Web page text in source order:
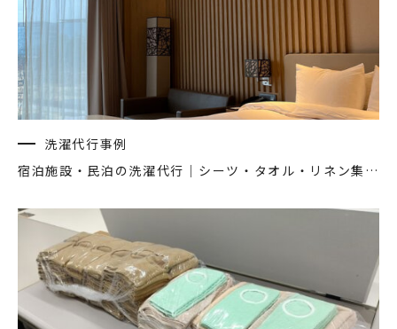
洗濯代行事例
宿泊施設・民泊の洗濯代行｜シーツ・タオル・リネン集配対応